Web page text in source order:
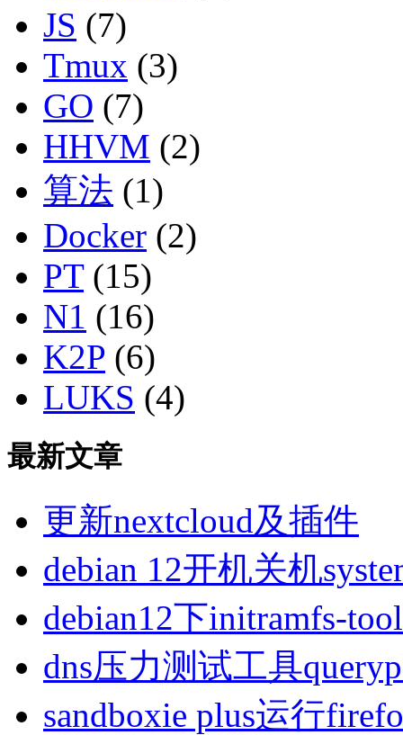
JS (7)
Tmux (3)
GO (7)
HHVM (2)
算法 (1)
Docker (2)
PT(15)
N1 (16)
K2P (6)
LUKS (4)
最新文章
更新nextcloud及插件
debian 12开机关机
debian12下initramfs-
dns压力测试工具
sandboxie plus运行